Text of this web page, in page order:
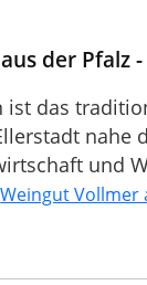
der Pfalz
ist das
nahe
und
Weingut Vollmer